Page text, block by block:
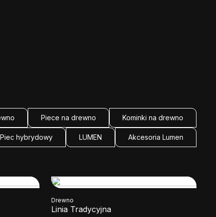
Piece na drewno Kominki na drewno
Piec hybrydowy LUMEN Akcesoria Lumen
Drewno
Linia Tradycyjna